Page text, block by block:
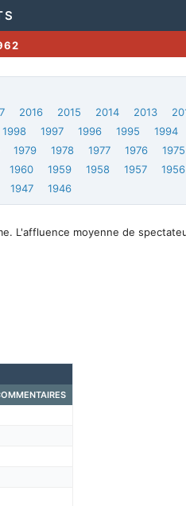
2016 2015 2014 2013
1998 1997 1996 1995 1994
1979 1978 1977 1976 1975
1960 1959 1958 1957 1956
1947 1946
L'affluence moyenne de